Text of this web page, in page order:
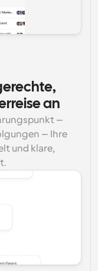
an
–
– Ihre
und klare,